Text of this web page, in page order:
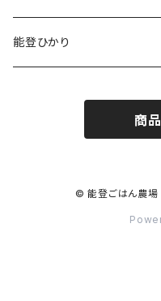
能登ひかり
商
© 能登ごはん農